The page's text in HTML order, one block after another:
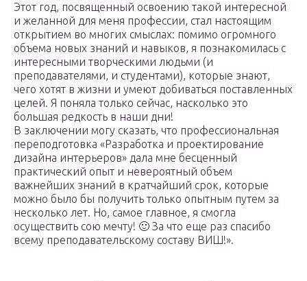
Этот год, посвященный освоению такой интересной
и желанной для меня профессии, стал настоящим
открытием во многих смыслах: помимо огромного
объема новых знаний и навыков, я познакомилась с
интересными творческими людьми (и
преподавателями, и студентами), которые знают,
чего хотят в жизни и умеют добиваться поставленных
целей. Я поняла только сейчас, насколько это
большая редкость в наши дни!
В заключении могу сказать, что профессиональная
переподготовка «Разработка и проектирование
дизайна интерьеров» дала мне бесценный
практический опыт и невероятный объем
важнейших знаний в кратчайший срок, которые
можно было бы получить только опытным путем за
несколько лет. Но, самое главное, я смогла
осуществить сою мечту! 🙂 За что еще раз спасибо
всему преподавательскому составу ВИШ!».